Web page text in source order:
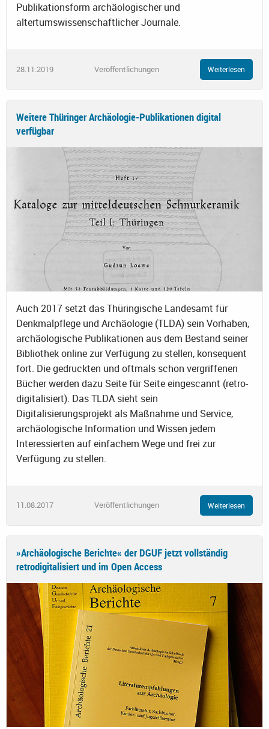
Publikationsform archäologischer und
altertumswissenschaftlicher Journale.
28.11.2019 Veröffentlichungen Weiterlesen
Weitere Thüringer Archäologie-Publikationen digital
verfügbar
Auch 2017 setzt das Thüringische Landesamt für
Denkmalpflege und Archäologie (TLDA) sein Vorhaben,
archäologische Publikationen aus dem Bestand seiner
Bibliothek online zur Verfügung zu stellen, konsequent
fort. Die gedruckten und oftmals schon vergriffenen
Bücher werden dazu Seite für Seite eingescannt (retro-
digitalisiert). Das TLDA sieht sein
Digitalisierungsprojekt als Maßnahme und Service,
archäologische Information und Wissen jedem
Interessierten auf einfachem Wege und frei zur
Verfügung zu stellen.
11.08.2017 Veröffentlichungen Weiterlesen
»Archäologische Berichte« der DGUF jetzt vollständig
retrodigitalisiert und im Open Access